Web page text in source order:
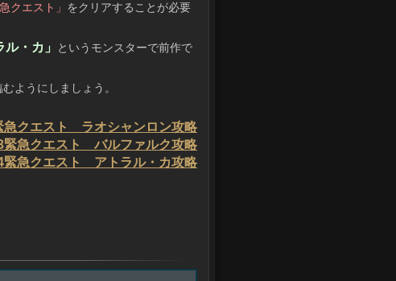
急クエスト」 をクリアすることが必要
・カ」
というモンスターで前作で
ようにしましょう。
急クエスト ラオシャンロン攻略
緊急クエスト バルファルク攻略
緊急クエスト アトラル・カ攻略